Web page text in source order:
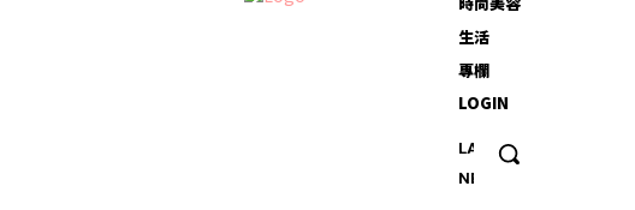
生活
專欄
LOGIN
LATEST
NEWS